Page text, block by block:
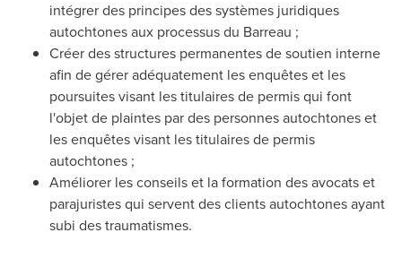
intégrer des principes des systèmes juridiques
autochtones aux processus du Barreau ;
Créer des structures permanentes de soutien interne
afin de gérer adéquatement les enquêtes et les
poursuites visant les titulaires de permis qui font
l'objet de plaintes par des personnes autochtones et
les enquêtes visant les titulaires de permis
autochtones ;
Améliorer les conseils et la formation des avocats et
parajuristes qui servent des clients autochtones ayant
subi des traumatismes.